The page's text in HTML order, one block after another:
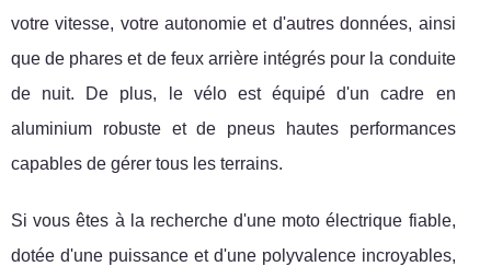
votre vitesse, votre autonomie et d'autres données, ainsi
que de phares et de feux arrière intégrés pour la conduite
de nuit. De plus, le vélo est équipé d'un cadre en
aluminium robuste et de pneus hautes performances
capables de gérer tous les terrains.
Si vous êtes à la recherche d'une moto électrique fiable,
dotée d'une puissance et d'une polyvalence incroyables,